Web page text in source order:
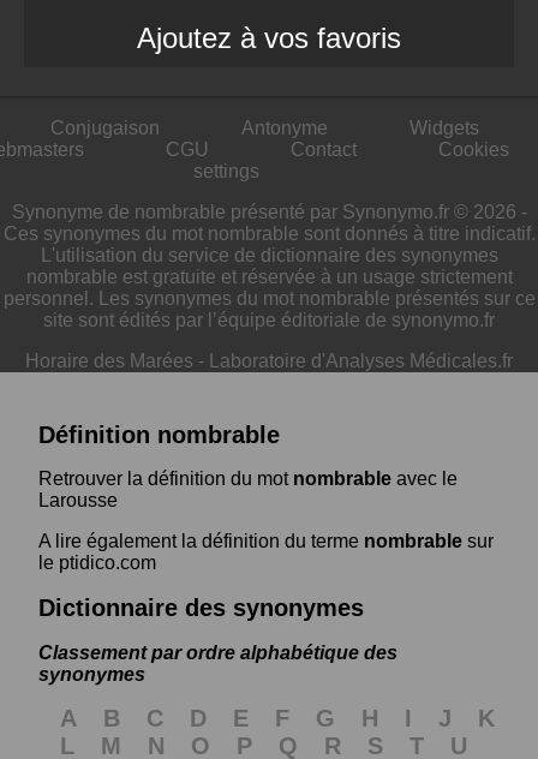
Ajoutez à vos favoris
Conjugaison Antonyme
Widgets
CGU Contact
Cookies
settings
Synonyme de nombrable présenté par Synonymo.fr © 2026 -
Ces synonymes du mot nombrable sont donnés à titre indicatif.
L'utilisation du service de dictionnaire des synonymes
nombrable est gratuite et réservée à un usage strictement
personnel. Les synonymes du mot nombrable présentés sur ce
site sont édités par l’équipe éditoriale de synonymo.fr
Horaire des Marées - Laboratoire d'Analyses Médicales.fr
Définition nombrable
Retrouver la définition du mot nombrable avec le
Larousse
A lire également la définition du terme nombrable sur
le ptidico.com
Dictionnaire des synonymes
Classement par ordre alphabétique des
synonymes
A B C D E F G H I J
K
L
M N O P Q R S T U